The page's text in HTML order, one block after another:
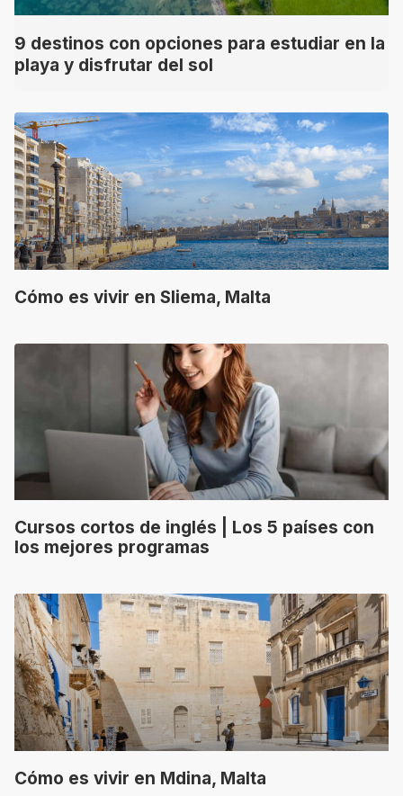
9 destinos con opciones para estudiar en la
playa y disfrutar del sol
Cómo es vivir en Sliema, Malta
Cursos cortos de inglés | Los 5 países con
los mejores programas
Cómo es vivir en Mdina, Malta